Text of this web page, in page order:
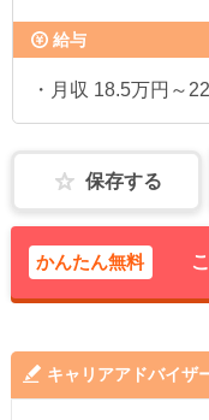
給与
・月収 18.5万円～
保存する
かんたん無料
キャリアアドバイザ